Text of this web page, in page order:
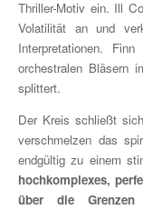
Thriller-Motiv ein. Ill
Volatilität an und
Interpretationen.
orchestralen Bläsern
splittert.
Der Kreis schließt
verschmelzen das
endgültig zu einem
hochkomplexes,
über die Grenzen